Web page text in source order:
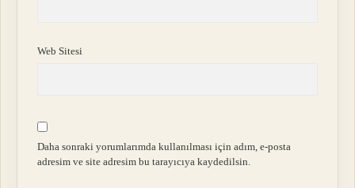
Web Sitesi
Daha sonraki yorumlarımda kullanılması için adım, e-posta
adresim ve site adresim bu tarayıcıya kaydedilsin.